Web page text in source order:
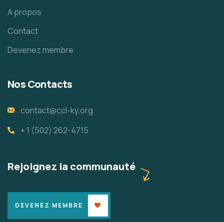
A propos
Contact
Devenez membre
Nos Contacts
contact@ccl-ky.org
+ 1 (502) 262-4715
Rejoignez la communauté
DEVENEZ MEMBRE